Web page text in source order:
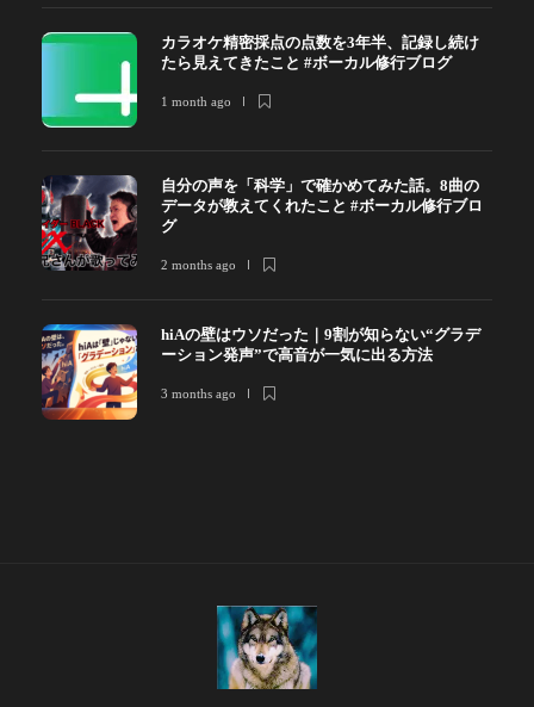
カラオケ精密採点の点数を3年半、記録し続け
たら見えてきたこと #ボーカル修行ブログ
1 month ago
自分の声を「科学」で確かめてみた話。8曲の
データが教えてくれたこと #ボーカル修行ブロ
グ
2 months ago
hiAの壁はウソだった｜9割が知らない“グラデ
ーション発声”で高音が一気に出る方法
3 months ago